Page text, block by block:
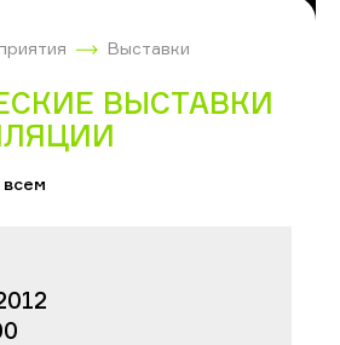
Выставки
ВЫСТАВКИ